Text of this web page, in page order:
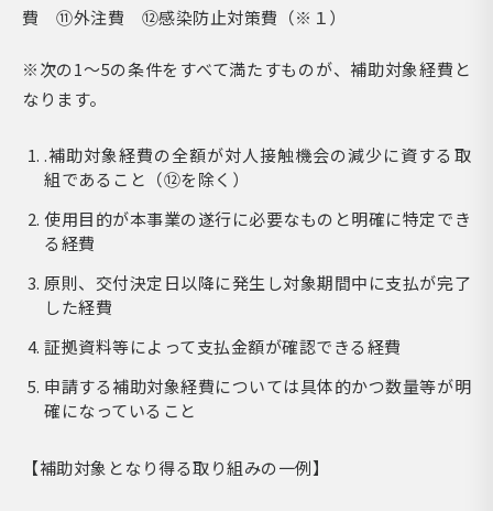
費 ⑪外注費 ⑫感染防止対策費（※１）
※次の1～5の条件をすべて満たすものが、補助対象経費と
なります。
.補助対象経費の全額が対人接触機会の減少に資する取
組であること（⑫を除く）
使用目的が本事業の遂行に必要なものと明確に特定でき
る経費
原則、交付決定日以降に発生し対象期間中に支払が完了
した経費
証拠資料等によって支払金額が確認できる経費
申請する補助対象経費については具体的かつ数量等が明
確になっていること
【補助対象となり得る取り組みの一例】